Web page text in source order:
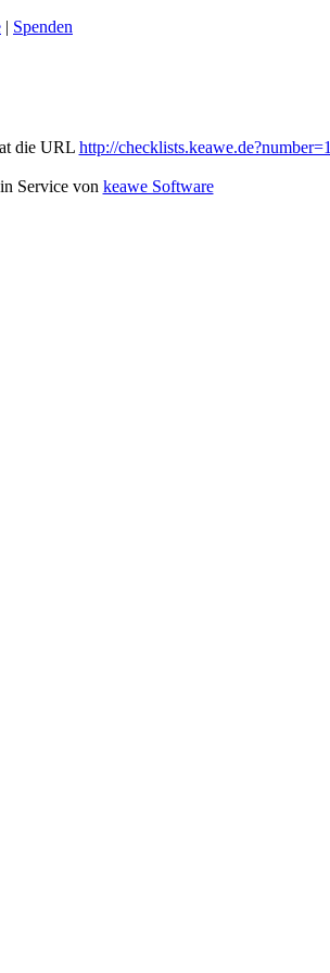
| Spenden
die URL http://checklists.keawe.de?number=1
Service von keawe Software